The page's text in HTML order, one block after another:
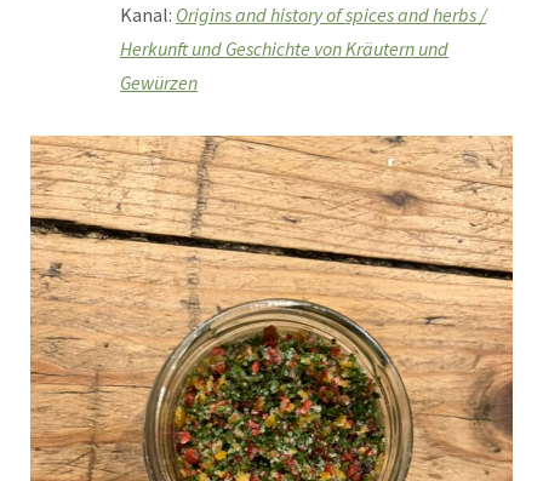
Kanal: Origins and history of spices and herbs /
Herkunft und Geschichte von Kräutern und
Gewürzen